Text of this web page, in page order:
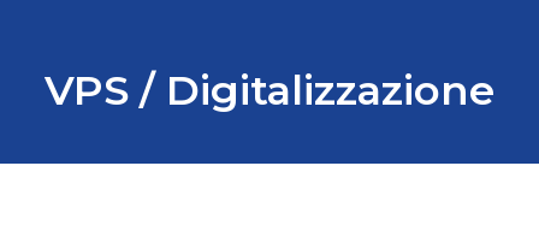
VPS / Digitalizzazione